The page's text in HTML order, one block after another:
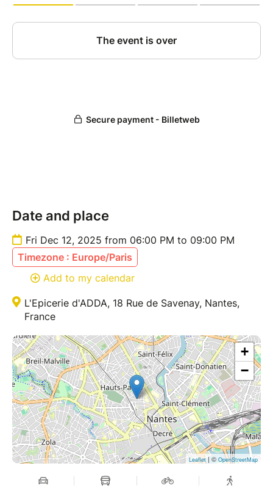
Venez simplement avec votre tablier de cuisine.
rester pour la dégustation, apportez vos contenants
Merci de consulter les conditions générales de vente.
Contact : 06 82 61 32 12
Date and place
Fri Dec 12, 2025 from 06:00 PM to 09:00 PM
Timezone : Europe/Paris
Add to my calendar
L'Epicerie d'ADDA, 18 Rue de Savenay, Nantes,
France
+
−
Leaflet| © OpenStreetMap